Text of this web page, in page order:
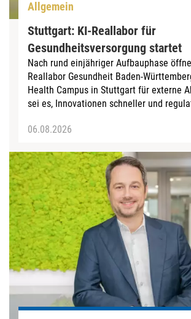
Allgemein
Stuttgart: KI-Reallabor für
Gesundheitsversorgung startet
Nach rund einjähriger Aufbauphase
Reallabor Gesundheit Baden-
Health Campus in Stuttgart für externe
sei es, Innovationen schneller und
06.08.2026